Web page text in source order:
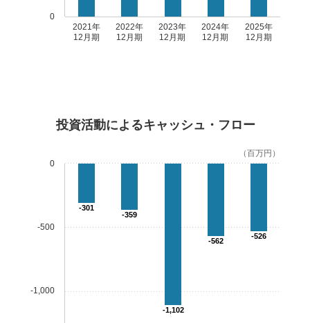
2021年
12月期
2022年
12月期
2023年
12月期
2024年
12月期
2025年
12月期
0
投資活動によるキャッシュ・フロー
-1,000
-500
0
（百万円）
-301
-359
-1,102
-562
-526